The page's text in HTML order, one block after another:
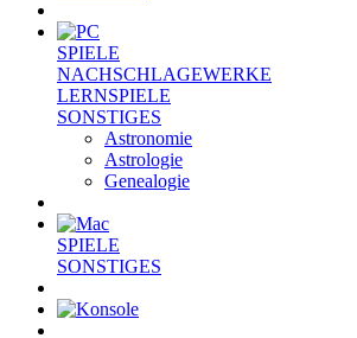
SPIELE
NACHSCHLAGEWERKE
LERNSPIELE
SONSTIGES
Astronomie
Astrologie
Genealogie
SPIELE
SONSTIGES